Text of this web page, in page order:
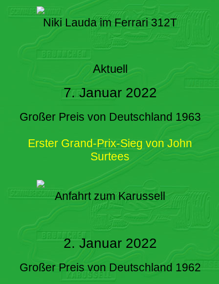
Niki Lauda im Ferrari 312T
Aktuell
7. Januar 2022
Großer Preis von Deutschland 1963
Erster Grand-Prix-Sieg von John
Surtees
Anfahrt zum Karussell
2. Januar 2022
Großer Preis von Deutschland 1962